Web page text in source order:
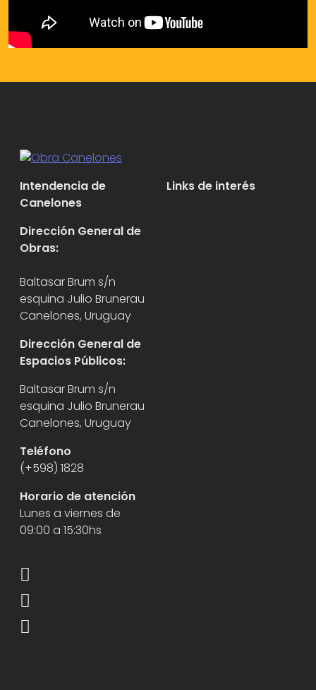
Intendencia de
Canelones
Dirección General de
Obras:
Baltasar Brum s/n
esquina Julio Brunerau
Canelones, Uruguay
Dirección General de
Espacios Públicos:
Baltasar Brum s/n
esquina Julio Brunerau
Canelones, Uruguay
Teléfono
(+598) 1828
Horario de atención
Lunes a viernes de
09:00 a 15:30hs
Links de interés